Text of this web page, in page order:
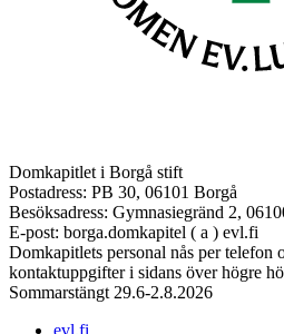
Domkapitlet i Borgå stift
Postadress: PB 30, 06101 Borgå
Besöksadress: Gymnasiegränd 2,
E-post: borga.domkapitel ( a ) evl.fi
Domkapitlets personal nås per telefon
kontaktuppgifter i sidans över högre
Sommarstängt 29.6-2.8.2026
evl.fi